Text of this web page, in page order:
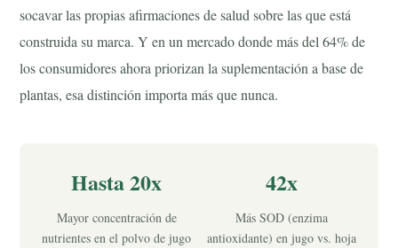
socavar las propias afirmaciones de salud sobre las que está
construida su marca. Y en un mercado donde más del 64% de
los consumidores ahora priorizan la suplementación a base de
plantas, esa distinción importa más que nunca.
Hasta 20x
Mayor concentración de
nutrientes en el polvo de jugo
42x
Más SOD (enzima
antioxidante) en jugo vs. hoja